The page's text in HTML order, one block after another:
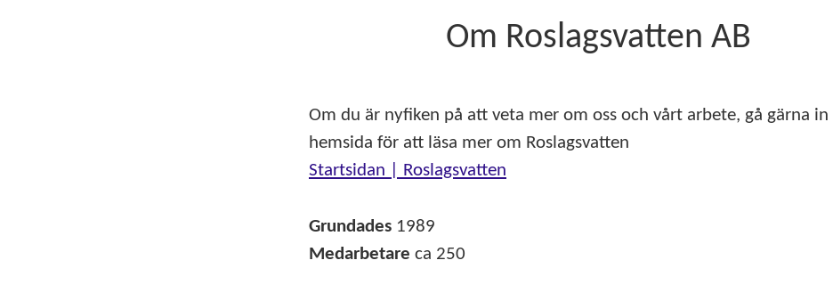
Om Roslagsvatten AB
Om du är nyfiken på att veta mer om oss och vårt arbete, gå gärna in
hemsida för att läsa mer om Roslagsvatten
Startsidan | Roslagsvatten
Grundades 1989
Medarbetare ca 250